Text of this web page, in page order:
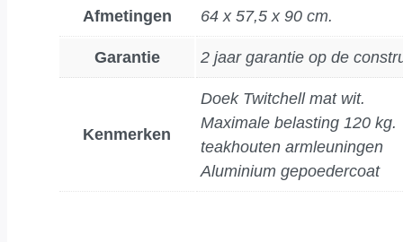
Afmetingen 64 x 57,5 x 90 cm.
Garantie 2 jaar garantie op de
Kenmerken
Doek Twitchell mat wit.
Maximale belasting 120 kg.
teakhouten armleuningen
Aluminium gepoedercoat